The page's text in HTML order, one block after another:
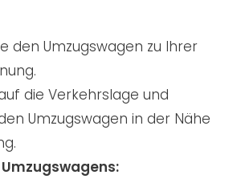
den Umzugswagen zu Ihrer
die Verkehrslage und
Umzugswagen in der Nähe